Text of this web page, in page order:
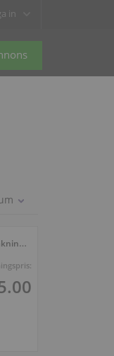
in